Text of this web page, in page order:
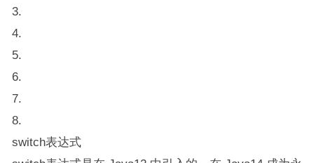
3.
4.
5.
6.
7.
8.
switch表达式